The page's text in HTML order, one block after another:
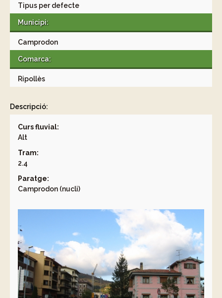
Tipus per defecte
Municipi:
Camprodon
Comarca:
Ripollès
Descripció:
Curs fluvial:
Alt
Tram:
2.4
Paratge:
Camprodon (nucli)